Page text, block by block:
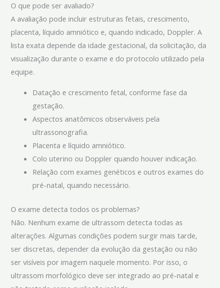
O que pode ser avaliado?
A avaliação pode incluir estruturas fetais, crescimento,
placenta, líquido amniótico e, quando indicado, Doppler. A
lista exata depende da idade gestacional, da solicitação, da
visualização durante o exame e do protocolo utilizado pela
equipe.
Datação e crescimento fetal, conforme fase da
gestação.
Aspectos anatômicos observáveis pela
ultrassonografia.
Placenta e líquido amniótico.
Colo uterino ou Doppler quando houver indicação.
Relação com exames genéticos e outros exames do
pré-natal, quando necessário.
O exame detecta todos os problemas?
Não. Nenhum exame de ultrassom detecta todas as
alterações. Algumas condições podem surgir mais tarde,
ser discretas, depender da evolução da gestação ou não
ser visíveis por imagem naquele momento. Por isso, o
ultrassom morfológico deve ser integrado ao pré-natal e